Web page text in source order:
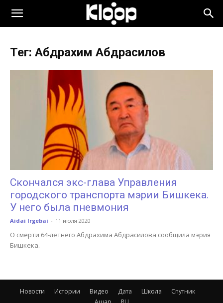
KLOOP.KG
Кыргызстана
Тег: Абдрахим Абдрасилов
Скончался экс-глава Управления
городского транспорта мэрии Бишкека.
У него была пневмония
Aidai Irgebai - 11 июля 2020
О смерти 64-летнего Абдрахима Абдрасилова сообщила мэрия
Бишкека.
Новости Истории Видео Дата Школа
Спутник